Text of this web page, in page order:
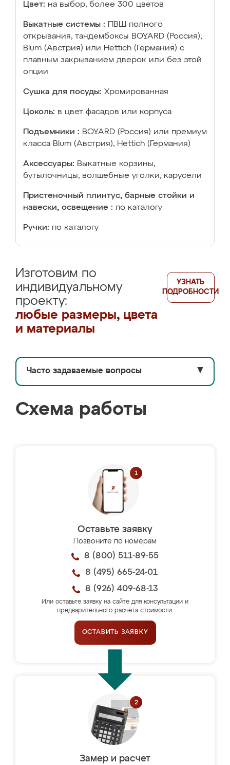
Цвет: на выбор, более 300 цветов
Выкатные системы :
ПВШ полного
открывания, тандембоксы BOYARD (Россия),
Blum (Австрия) или Hettich (Германия) с
плавным закрыванием дверок или без этой
опции
Сушка для посуды: Хромированная
Цоколь: в цвет фасадов или корпуса
Подъемники : BOYARD (Россия) или премиум
класса Blum (Австрия), Hettich (Германия)
Аксессуары: Выкатные корзины,
бутылочницы, волшебные уголки, карусели
Пристеночный плинтус, барные стойки и
навески, освещение : по каталогу
Ручки: по каталогу
Изготовим по
индивидуальному
проекту:
любые размеры, цвета
и материалы
УЗНАТЬ
ПОДРОБНОСТИ
Часто задаваемые вопросы ▼
Схема работы
Оставьте заявку
Позвоните по номерам
8 (800) 511-89-55
8 (495) 665-24-01
8 (926) 409-68-13
Или оставьте заявку на сайте для консультации и
предварительного расчёта стоимости.
ОСТАВИТЬ ЗАЯВКУ
Замер и расчет